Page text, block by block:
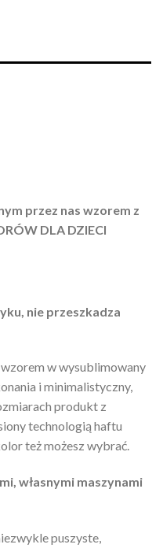
przez nas wzorem z
DLA DZIECI
nie przeszkadza
w wysublimowany
i minimalistyczny,
produkt z
technologią haftu
też możesz wybrać.
własnymi maszynami
puszyste,